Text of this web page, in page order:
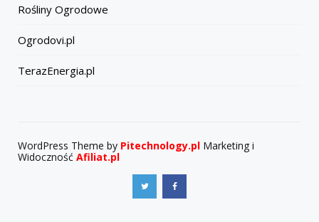
Rośliny Ogrodowe
Ogrodovi.pl
TerazEnergia.pl
WordPress Theme by Pitechnology.pl Marketing i
Widoczność Afiliat.pl